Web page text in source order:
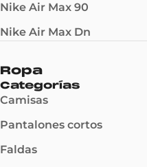
Nike Air Max 90
Nike Air Max Dn
Ropa
Categorías
Camisas
Pantalones cortos
Faldas